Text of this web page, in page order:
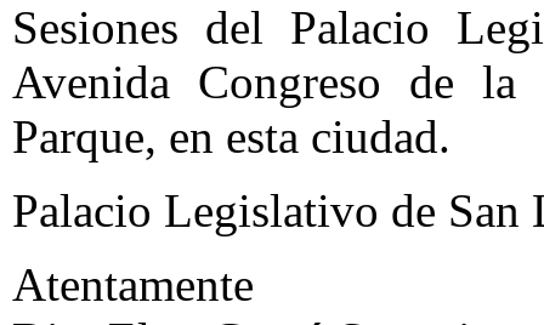
Sesiones del Palacio
Avenida Congreso de
Parque, en esta ciudad.
Palacio Legislativo de San
Atentamente